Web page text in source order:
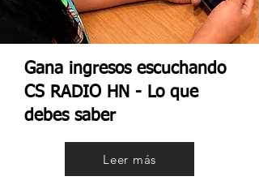
Gana ingresos escuchando
CS RADIO HN - Lo que
debes saber
Leer más